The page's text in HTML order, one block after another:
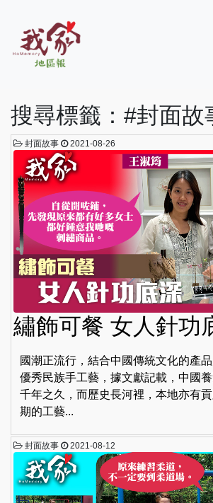
搜尋標籤：#封面故
封面故事 2021-08-26
繡飾可餐 女人針功
國潮正流行，結合中國傳統文化的產
優秀民族手工藝，據文獻記載，中國
千年之久，而歷史長河裡，本地亦有
期的工藝...
封面故事 2021-08-12